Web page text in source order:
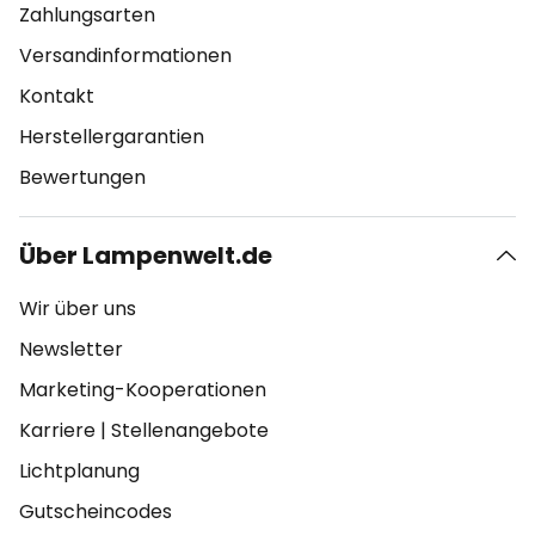
Zahlungsarten
Versandinformationen
Kontakt
Herstellergarantien
Bewertungen
Über Lampenwelt.de
Wir über uns
Newsletter
Marketing-Kooperationen
Karriere | Stellenangebote
Lichtplanung
Gutscheincodes